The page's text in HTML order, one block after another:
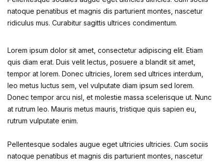
natoque penatibus et magnis dis parturient montes, nascetur
ridiculus mus. Curabitur sagittis ultrices condimentum.
Lorem ipsum dolor sit amet, consectetur adipiscing elit. Etiam
quis diam erat. Duis velit lectus, posuere a blandit sit amet,
tempor at lorem. Donec ultricies, lorem sed ultrices interdum,
leo metus luctus sem, vel vulputate diam ipsum sed lorem.
Donec tempor arcu nisl, et molestie massa scelerisque ut. Nunc
at rutrum leo. Mauris metus mauris, tristique quis sapien eu,
rutrum vulputate enim.
Pellentesque sodales augue eget ultricies ultricies. Cum sociis
natoque penatibus et magnis dis parturient montes, nascetur